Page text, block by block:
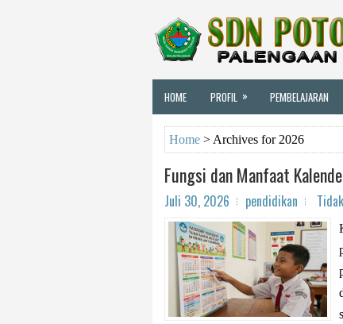
HOME PROFIL » PEMBELAJARAN
Home > Archives for 2026
Fungsi dan Manfaat
Juli 30, 2026 pendidikan